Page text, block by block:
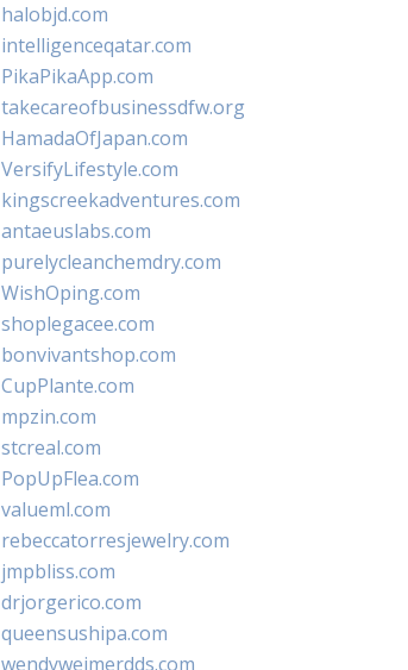
halobjd.com
intelligenceqatar.com
PikaPikaApp.com
takecareofbusinessdfw.org
HamadaOfJapan.com
VersifyLifestyle.com
kingscreekadventures.com
antaeuslabs.com
purelycleanchemdry.com
WishOping.com
shoplegacee.com
bonvivantshop.com
CupPlante.com
mpzin.com
stcreal.com
PopUpFlea.com
valueml.com
rebeccatorresjewelry.com
jmpbliss.com
drjorgerico.com
queensushipa.com
wendyweimerdds.com